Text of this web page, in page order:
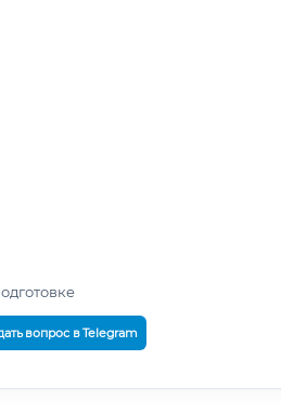
вопрос в Telegram